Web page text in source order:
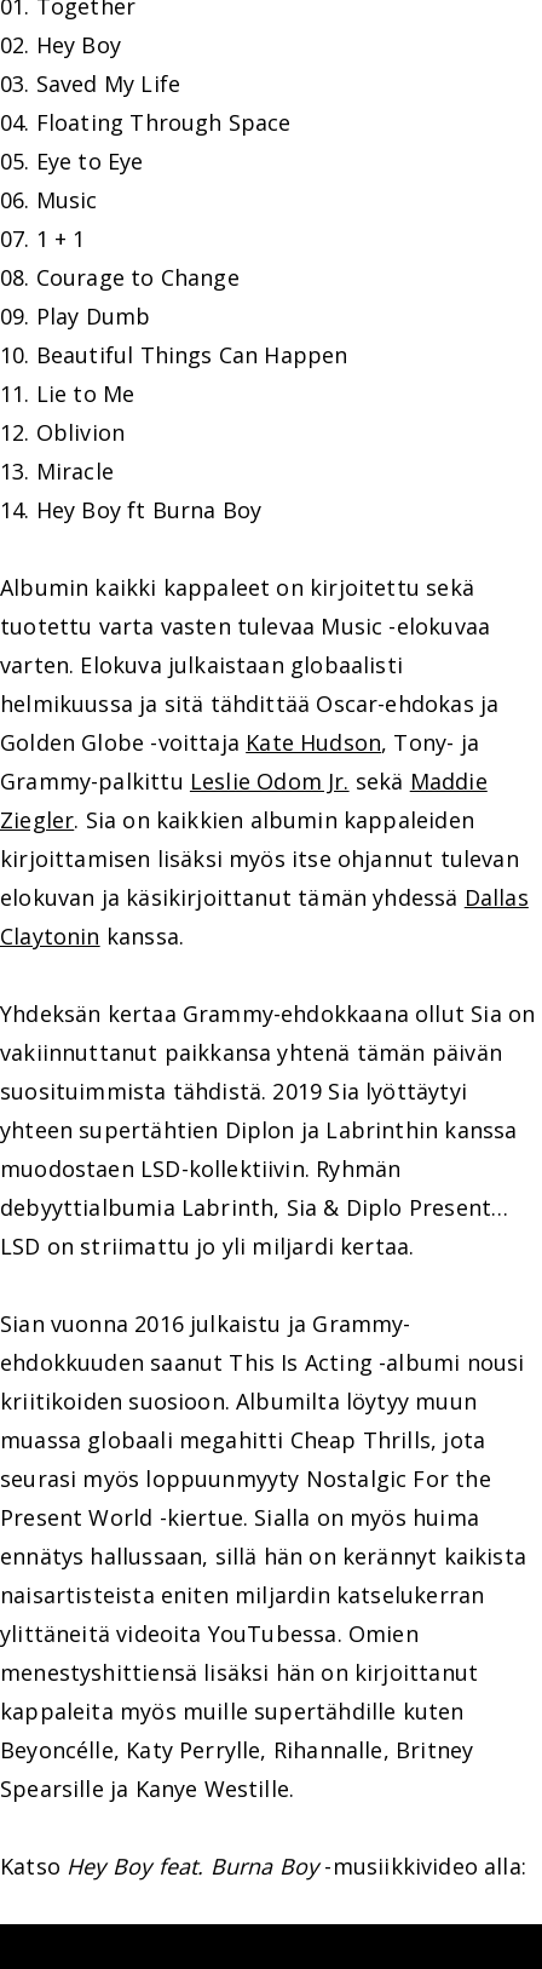
01. Together
02. Hey Boy
03. Saved My Life
04. Floating Through Space
05. Eye to Eye
06. Music
07. 1 + 1
08. Courage to Change
09. Play Dumb
10. Beautiful Things Can Happen
11. Lie to Me
12. Oblivion
13. Miracle
14. Hey Boy ft Burna Boy
Albumin kaikki kappaleet on kirjoitettu sekä
tuotettu varta vasten tulevaa Music -elokuvaa
varten. Elokuva julkaistaan globaalisti
helmikuussa ja sitä tähdittää Oscar-ehdokas ja
Golden Globe -voittaja Kate Hudson, Tony- ja
Grammy-palkittu Leslie Odom Jr. sekä Maddie
Ziegler. Sia on kaikkien albumin kappaleiden
kirjoittamisen lisäksi myös itse ohjannut tulevan
elokuvan ja käsikirjoittanut tämän yhdessä Dallas
Claytonin kanssa.
Yhdeksän kertaa Grammy-ehdokkaana ollut Sia on
vakiinnuttanut paikkansa yhtenä tämän päivän
suosituimmista tähdistä. 2019 Sia lyöttäytyi
yhteen supertähtien Diplon ja Labrinthin kanssa
muodostaen LSD-kollektiivin. Ryhmän
debyyttialbumia Labrinth, Sia & Diplo Present…
LSD on striimattu jo yli miljardi kertaa.
Sian vuonna 2016 julkaistu ja Grammy-
ehdokkuuden saanut This Is Acting -albumi nousi
kriitikoiden suosioon. Albumilta löytyy muun
muassa globaali megahitti Cheap Thrills, jota
seurasi myös loppuunmyyty Nostalgic For the
Present World -kiertue. Sialla on myös huima
ennätys hallussaan, sillä hän on kerännyt kaikista
naisartisteista eniten miljardin katselukerran
ylittäneitä videoita YouTubessa. Omien
menestyshittiensä lisäksi hän on kirjoittanut
kappaleita myös muille supertähdille kuten
Beyoncélle, Katy Perrylle, Rihannalle, Britney
Spearsille ja Kanye Westille.
Katso Hey Boy feat. Burna Boy-musiikkivideo alla: